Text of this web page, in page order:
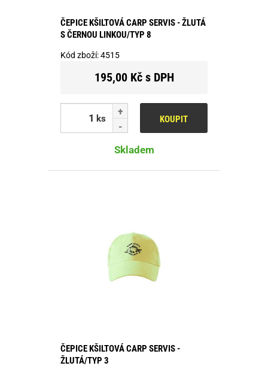
ČEPICE KŠILTOVÁ CARP SERVIS - ŽLUTÁ
S ČERNOU LINKOU/TYP 8
Kód zboží:4515
195,00 Kč s DPH
ks KOUPIT
Skladem
ČEPICE KŠILTOVÁ CARP SERVIS -
ŽLUTÁ/TYP 3